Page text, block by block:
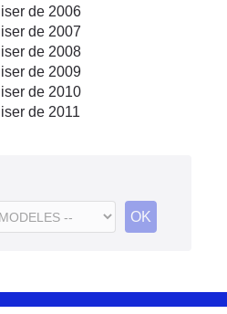
de 2006
de 2007
de 2008
de 2009
de 2010
de 2011